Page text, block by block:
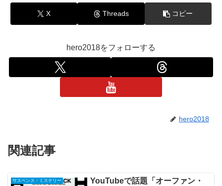
X Threads コピー
hero2018をフォローする
hero2018
関連記事
サスペンス・ミステリー
YouTubeで話題「オーファン・